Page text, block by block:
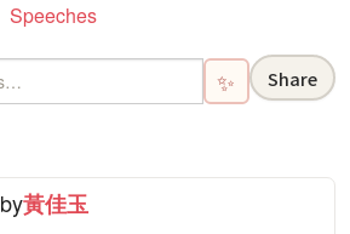
Speeches
✨ Share
by黃佳玉